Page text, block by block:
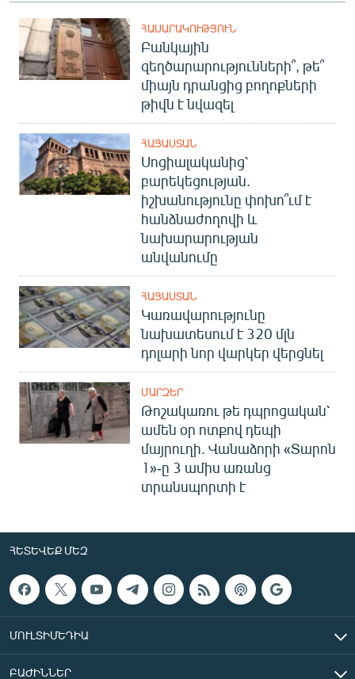
ՀԱՍԱՐԱԿՈՒԹՅՈՒՆ
Բանկային
զեղծարարությունների՞, թե՞
միայն դրանցից բողոքների
թիվն է նվազել
ՀԱՅԱՍՏԱՆ
Սոցիալականից՝
բարեկեցության.
իշխանությունը փոխո՞ւմ է
հանձնաժողովի և
նախարարության
անվանումը
ՀԱՅԱՍՏԱՆ
Կառավարությունը
նախատեսում է 320 մլն
դոլարի նոր վարկեր վերցնել
ՄԱՐԶԵՐ
Թոշակառու թե դպրոցական՝
ամեն օր ոտքով դեպի
մայրուղի. Վանաձորի «Տարոն
1»-ը 3 ամիս առանց
տրանսպորտի է
ՀԵՏԵՎԵՔ ՄԵԶ
ՄՈՒԼՏԻՄԵԴԻԱ
ԲԱԺԻՆՆԵՐ